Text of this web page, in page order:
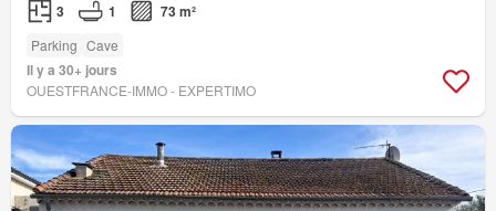
3 1 73 m²
Parking Cave
Il y a 30+ jours
OUESTFRANCE-IMMO - EXPERTIMO